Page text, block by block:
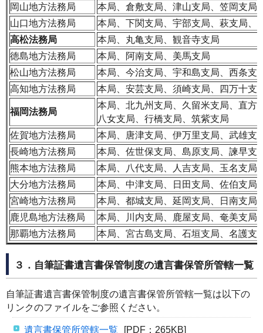
岡山地方法務局
本局、倉敷支局、津山支局、笠岡支局
山口地方法務局
本局、下関支局、宇部支局、萩支局、
高松法務局
本局、丸亀支局、観音寺支局
徳島地方法務局
本局、阿南支局、美馬支局
松山地方法務局
本局、今治支局、宇和島支局、西条支
高知地方法務局
本局、安芸支局、須崎支局、四万十支
福岡法務局
本局、北九州支局、久留米支局、直方
八女支局、行橋支局、筑紫支局
佐賀地方法務局
本局、唐津支局、伊万里支局、武雄支
長崎地方法務局
本局、佐世保支局、島原支局、諫早支
熊本地方法務局
本局、八代支局、人吉支局、玉名支局
大分地方法務局
本局、中津支局、日田支局、佐伯支局
宮崎地方法務局
本局、都城支局、延岡支局、日南支局
鹿児島地方法務局
本局、川内支局、鹿屋支局、奄美支局
那覇地方法務局
本局、宮古島支局、石垣支局、名護支
３．自筆証書遺言書保管制度の遺言書保管所管轄一覧
自筆証書遺言書保管制度の遺言書保管所管轄一覧は以下の
リンクのファイルをご参照ください。
遺言書保管所管轄一覧 [PDF：265KB]